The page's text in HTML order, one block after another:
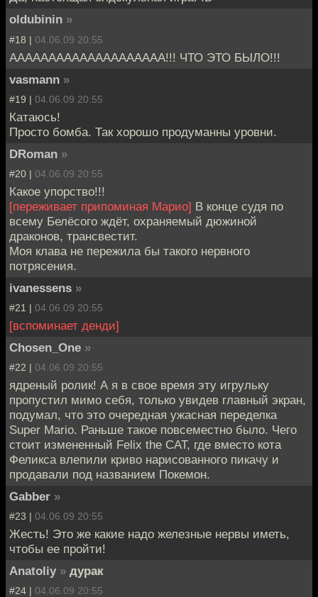
oldubinin »
#18 | 04.06.09 20:55
АААААААААААААААААААА!!! ЧТО ЭТО БЫЛО!!!
vasmann »
#19 | 04.06.09 20:55
Катаюсь!
Просто бомба. Так хорошо продуманны уровни.
DRoman »
#20 | 04.06.09 20:55
Какое упорство!!!
[переживает припоминая Марио] В конце судя по
всему Белёсого ждёт, охраняемый дюжиной
драконов, трансвестит.
Моя клава не пережила бы такого нервного
потрясения.
ivanessens »
#21 | 04.06.09 20:55
[вспоминает денди]
Chosen_One »
#22 | 04.06.09 20:55
ядреный ролик! А я в свое время эту игрульку
пропустил мимо себя, только увидев главный экран,
подумал, что это очередная ужасная переделка
Super Mario. Раньше такое повсеместно было. Чего
стоит измененный Felix the CAT, где вместо кота
Феликса влепили криво нарисованного пикачу и
продавали под названием Покемон.
Gabber »
#23 | 04.06.09 20:55
Жесть! Это же какие надо железные нервы иметь,
чтобы ее пройти!
Anatoliy » дурак
#24 | 04.06.09 20:55